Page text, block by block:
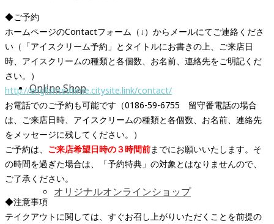
Online Shop
オリジナルオンラインショップ
◆ご予約
ホームページのContactフォーム（↓）からメールにてご連絡くださ
い（「アイスクリーム予約」とタイトルにお書きの上、ご来店日
時、アイスクリームの種類と各個数、お名前、連絡先をご明記くだ
さい。）
http://englishteatime.citysite.link/contact/
お電話でのご予約も可能です（0186-59-6755 留守番電話の場合
は、ご来店日時、アイスクリームの種類と各個数、お名前、連絡先
をメッセージに残してください。）
ご予約は、 ご来店希望日時の３時間前までにお願いいたします。そ
の時間を過ぎた場合は、「予約特典」の対象とはなりませんので、
ご了承ください。
◆注意事項
テイクアウトに関しては、すぐお召し上がりいただくことを前提の